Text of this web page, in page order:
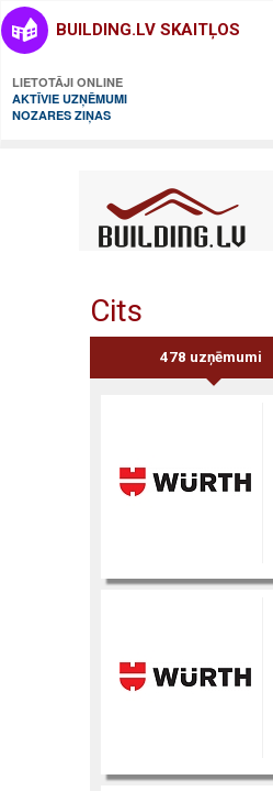
BUILDING.LV SKAITĻOS
LIETOTĀJI ONLINE
AKTĪVIE UZŅĒMUMI
NOZARES ZIŅAS
Cits
478 uzņēmumi